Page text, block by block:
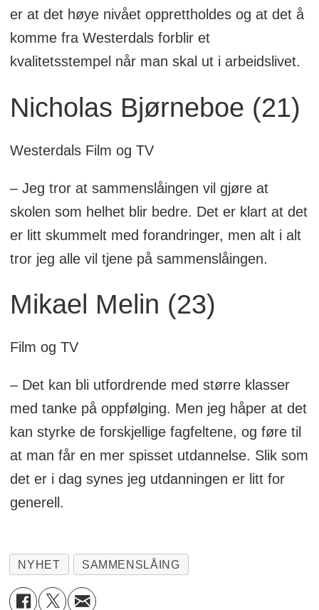
er at det høye nivået opprettholdes og at det å
komme fra Westerdals forblir et
kvalitetsstempel når man skal ut i arbeidslivet.
Nicholas Bjørneboe (21)
Westerdals Film og TV
– Jeg tror at sammenslåingen vil gjøre at
skolen som helhet blir bedre. Det er klart at det
er litt skummelt med forandringer, men alt i alt
tror jeg alle vil tjene på sammenslåingen.
Mikael Melin (23)
Film og TV
– Det kan bli utfordrende med større klasser
med tanke på oppfølging. Men jeg håper at det
kan styrke de forskjellige fagfeltene, og føre til
at man får en mer spisset utdannelse. Slik som
det er i dag synes jeg utdanningen er litt for
generell.
NYHET SAMMENSLÅING